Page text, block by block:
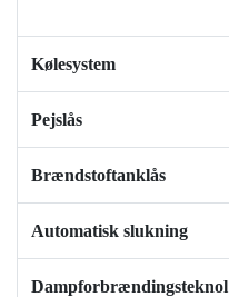
Kølesystem
Pejslås
Brændstoftanklås
Automatisk slukning
Dampforbrændingsteknol